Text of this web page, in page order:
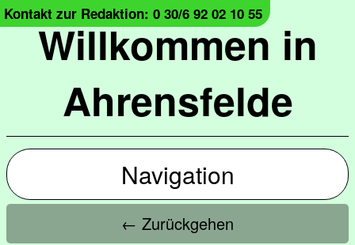
Willkommen in
Ahrensfelde
Kontakt zur Redaktion: 0 30/6 92 02 10 55
Navigation
← Zurückgehen